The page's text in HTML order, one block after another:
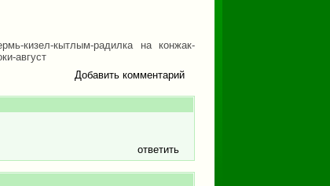
кизел-кытлым-радилка на конжак-
август
Добавить комментарий
ответить